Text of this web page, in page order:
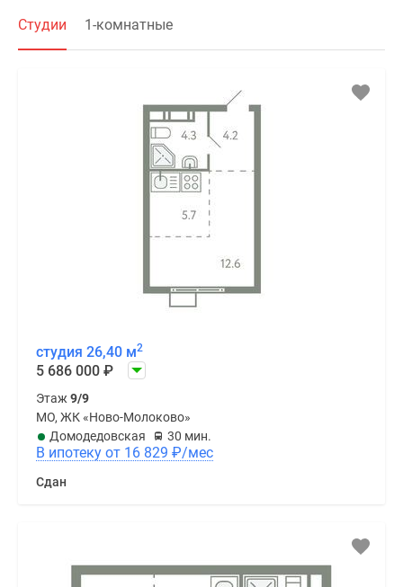
Студии 1-комнатные
студия 26,40 м2
5 686 000 ₽
Этаж9/9
МО, ЖК «Ново-Молоково»
Домодедовская
30 мин.
В ипотеку от 16 829 ₽/мес
Сдан